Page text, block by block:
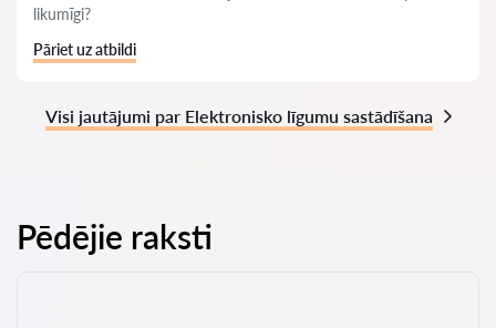
likumīgi?
Pāriet uz atbildi
Visi jautājumi par Elektronisko līgumu sastādīšana
Pēdējie raksti